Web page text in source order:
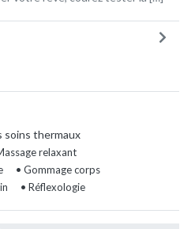
soins thermaux
relaxant
• Gommage corps
• Réflexologie